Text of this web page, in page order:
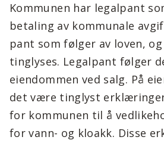
Kommunen har legalpant
betaling av kommunale
pant som følger av loven,
tinglyses. Legalpant følger
eiendommen ved salg. På
det være tinglyst
for kommunen til å
for vann- og kloakk. Disse